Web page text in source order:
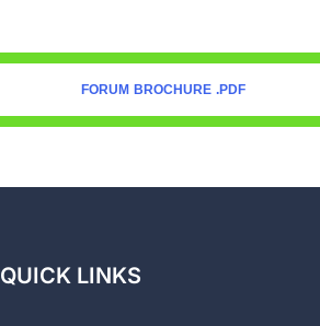
FORUM BROCHURE .PDF
QUICK LINKS